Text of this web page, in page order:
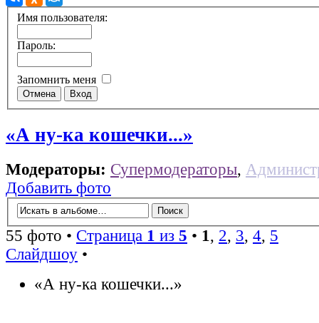
Имя пользователя:
Пароль:
Запомнить меня
«А ну-ка кошечки...»
Модераторы: Супермодераторы,
Добавить фото
55 фото • Страница 1 из 5 • 1, 2, 3, 4, 5
Слайдшоу •
«А ну-ка кошечки...»